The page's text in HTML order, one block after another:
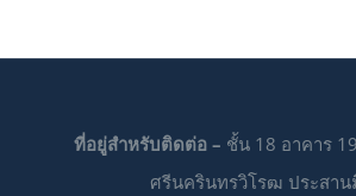
ที่อยู่สำหรับติดต่อ – ชั้น 18 อาคาร
ศรีนครินทรวิโรฒ ประสาน